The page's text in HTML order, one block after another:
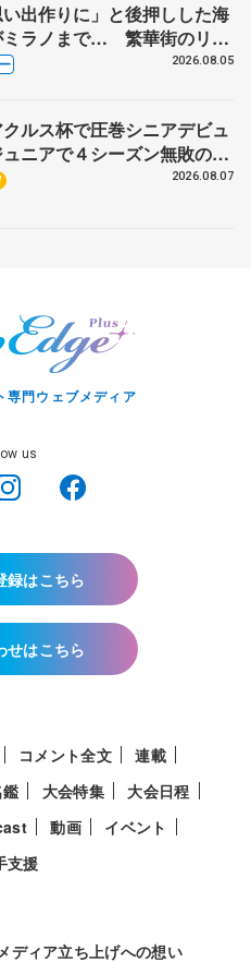
出作りに」と後押しした海
ミラノまで… 繁華街のリン
良のお兄さんも味方に 小林
2026.08.05
ルス杯で圧巻シニアデビュ
ニアで４シーズン無敗の島
2026.08.07
専門ウェブメディア
us
録はこちら
せはこちら
コメント全文
連載
大会特集
大会日程
動画
イベント
支援
メディア立ち上げへの想い